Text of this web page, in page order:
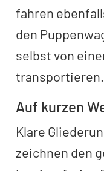
fahren
den
selbst von
transportieren.
Auf kurzen
Klare
zeichnen den